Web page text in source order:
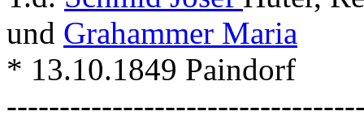
und Grahammer Maria
* 13.10.1849 Paindorf